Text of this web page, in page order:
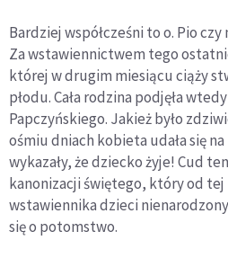
Bardziej współcześni to o. Pio czy
Za wstawiennictwem tego
której w drugim miesiącu ciąży
płodu. Cała rodzina podjęła
Papczyńskiego. Jakież było
ośmiu dniach kobieta udała się
wykazały, że dziecko żyje! Cud
kanonizacji świętego, który od tej
wstawiennika dzieci
się o potomstwo.